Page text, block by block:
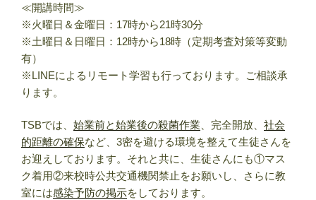
≪開講時間≫
※火曜日＆金曜日：17時から21時30分
※土曜日＆日曜日：12時から18時（定期考査対策等変動
有）
※LINEによるリモート学習も行っております。ご相談承
ります。
TSBでは、 始業前と始業後の殺菌作業 、完全開放、 社会
的距離の確保など、3密を避ける環境を整えて生徒さんを
お迎えしております。それと共に、生徒さんにも①マス
ク着用②来校時公共交通機関禁止をお願いし、さらに教
室には感染予防の掲示をしております。